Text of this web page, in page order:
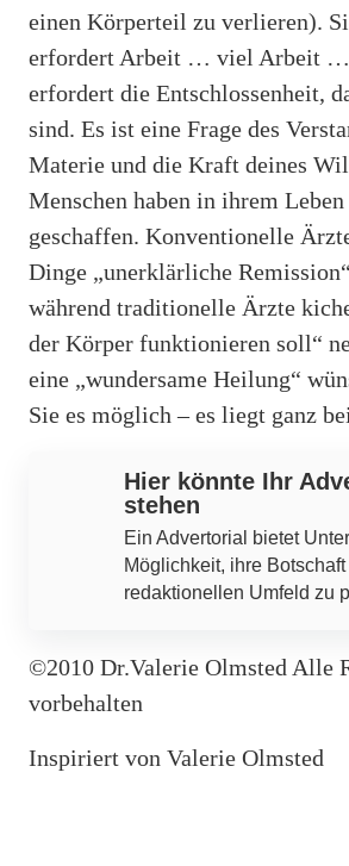
einen Körperteil zu verlieren).
erfordert Arbeit … viel Arbeit …
erfordert die Entschlossenheit,
sind. Es ist eine Frage des
Materie und die Kraft deines
Menschen haben in ihrem Leben
geschaffen. Konventionelle
Dinge „unerklärliche
während traditionelle Ärzte
der Körper funktionieren soll“
eine „wundersame Heilung“
Sie es möglich – es liegt ganz
Hier könnte Ihr
stehen
Ein Advertorial bietet
Möglichkeit, ihre
redaktionellen Umfeld zu
©2010 Dr.Valerie Olmsted Alle
vorbehalten
Inspiriert von Valerie Olmsted